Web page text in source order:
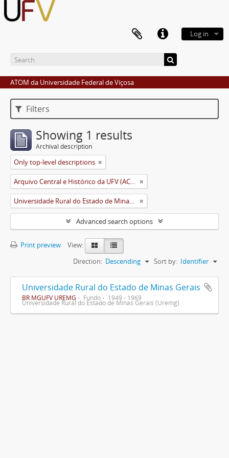
Log in
ATOM da Universidade Federal de Viçosa
Filters
Showing 1 results
Archival description
Only top-level descriptions
Arquivo Central e Histórico da UFV (ACH-UFV)
Universidade Rural do Estado de Minas Gerais (Uremg)
Advanced search options
Print preview
View:
Sort by: Identifier
Direction: Descending
Universidade Rural do Estado de Minas Gerais
BR MGUFV UREMG Fundo 1949 - 1969
Universidade Rural do Estado de Minas Gerais (Uremg)